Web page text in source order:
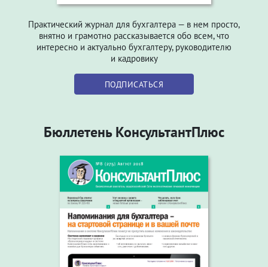
Практический журнал для бухгалтера — в нем просто,
внятно и грамотно рассказывается обо всем, что
интересно и актуально бухгалтеру, руководителю
и кадровику
ПОДПИСАТЬСЯ
Бюллетень КонсультантПлюс